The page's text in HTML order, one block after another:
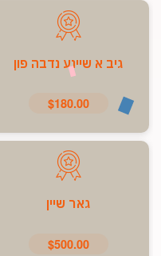
גיב א שיינע נדבה פון
$180.00
גאר שיין
$500.00